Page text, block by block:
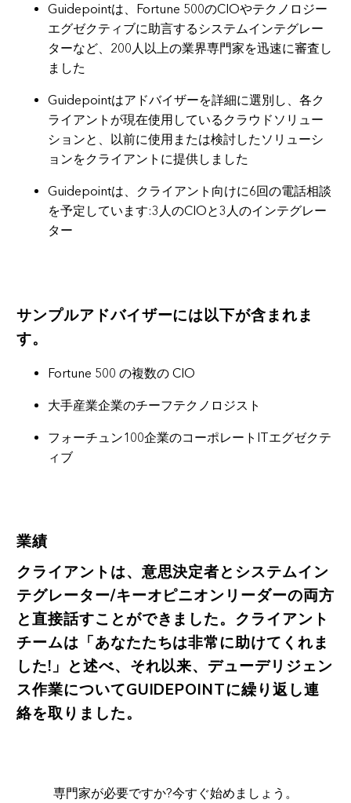
Guidepointは、Fortune 500のCIOやテクノロジー
エグゼクティブに助言するシステムインテグレー
ターなど、200人以上の業界専門家を迅速に審査し
ました
Guidepointはアドバイザーを詳細に選別し、各ク
ライアントが現在使用しているクラウドソリュー
ションと、以前に使用または検討したソリューシ
ョンをクライアントに提供しました
Guidepointは、クライアント向けに6回の電話相談
を予定しています:3人のCIOと3人のインテグレー
ター
サンプルアドバイザーには以下が含まれま
す。
Fortune 500 の複数の CIO
大手産業企業のチーフテクノロジスト
フォーチュン100企業のコーポレートITエグゼクテ
ィブ
業績
クライアントは、意思決定者とシステムイン
テグレーター/キーオピニオンリーダーの両方
と直接話すことができました。クライアント
チームは「あなたたちは非常に助けてくれま
した!」と述べ、それ以来、デューデリジェン
ス作業についてGUIDEPOINTに繰り返し連
絡を取りました。
専門家が必要ですか?今すぐ始めましょう。